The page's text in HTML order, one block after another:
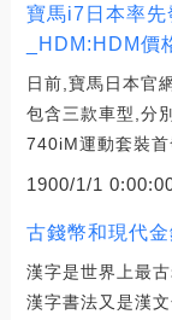
寶馬i7日本率
_HDM:HDM價
日前,寶馬日本官
包含三款車型,分
740iM運動套裝首
1900/1/1
古錢幣和現代
漢字是世界上最
漢字書法又是漢